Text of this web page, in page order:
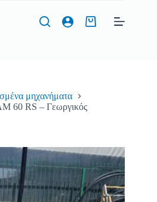
Καλάθι
μηχανήματα
60 RS – Γεωργικός